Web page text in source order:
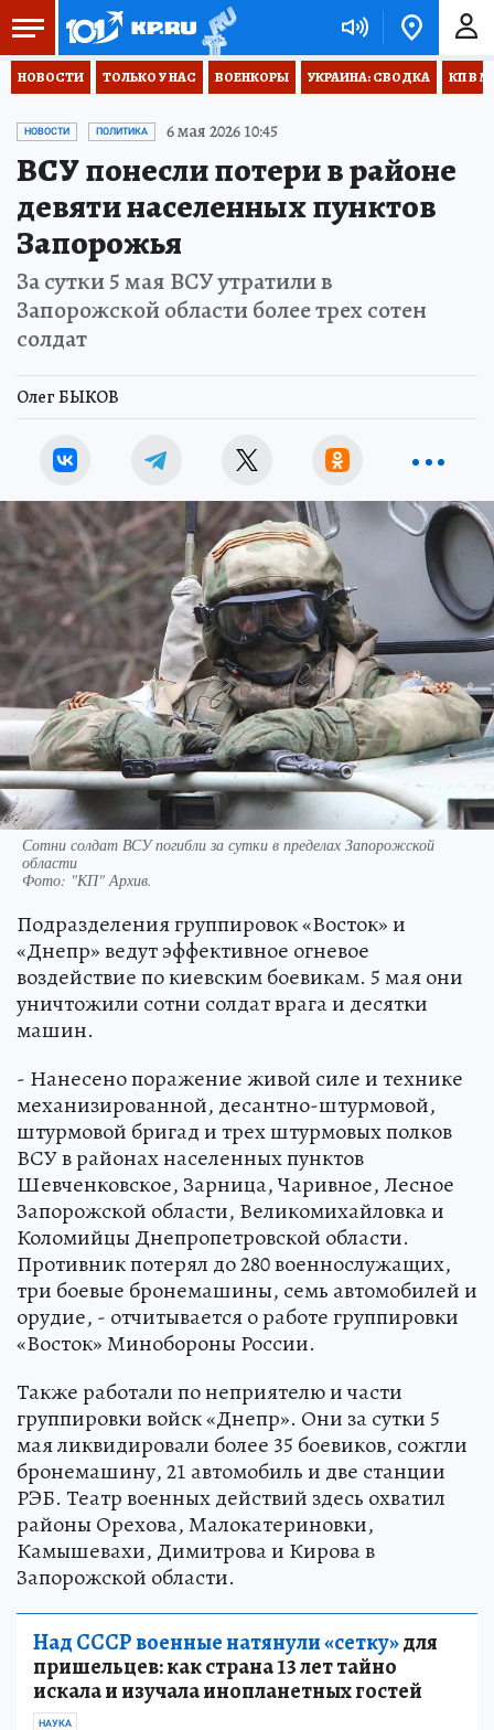
НОВОСТИ ТОЛЬКО У НАС ВОЕНКОРЫ УКРАИНА: СВОДКА КП В
НОВОСТИ ПОЛИТИКА 6 мая 2026 10:45
ВСУ понесли потери в районе
девяти населенных пунктов
Запорожья
За сутки 5 мая ВСУ утратили в
Запорожской области более трех сотен
солдат
Олег БЫКОВ
Сотни солдат ВСУ погибли за сутки в пределах Запорожской
области
Фото: "КП" Архив.
Подразделения группировок «Восток» и
«Днепр» ведут эффективное огневое
воздействие по киевским боевикам. 5 мая они
уничтожили сотни солдат врага и десятки
машин.
- Нанесено поражение живой силе и технике
механизированной, десантно-штурмовой,
штурмовой бригад и трех штурмовых полков
ВСУ в районах населенных пунктов
Шевченковское, Зарница, Чаривное, Лесное
Запорожской области, Великомихайловка и
Коломийцы Днепропетровской области.
Противник потерял до 280 военнослужащих,
три боевые бронемашины, семь автомобилей и
орудие, - отчитывается о работе группировки
«Восток» Минобороны России.
Также работали по неприятелю и части
группировки войск «Днепр». Они за сутки 5
мая ликвидировали более 35 боевиков, сожгли
бронемашину, 21 автомобиль и две станции
РЭБ. Театр военных действий здесь охватил
районы Орехова, Малокатериновки,
Камышевахи, Димитрова и Кирова в
Запорожской области.
Над СССР военные натянули «сетку»для
пришельцев: как страна 13 лет тайно
искала и изучала инопланетных гостей
НАУКА